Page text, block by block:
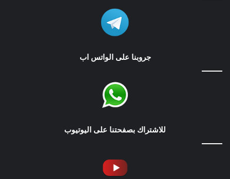
جروبنا على الواتس اب
للاشتراك بصفحتنا على اليوتيوب